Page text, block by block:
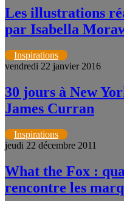
Les illustrations
par Isabella
Inspirations
vendredi 22 janvier 2016
30 jours à New
James Curran
Inspirations
jeudi 22 décembre 2011
What the Fox :
rencontre les